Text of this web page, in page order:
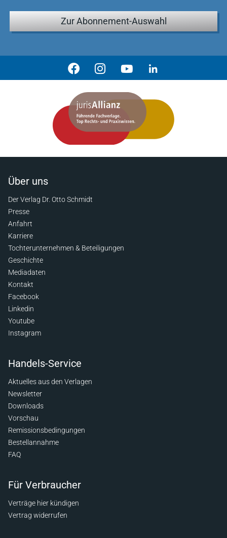
Zur Abonnement-Auswahl
Über uns
Der Verlag Dr. Otto Schmidt
Presse
Anfahrt
Karriere
Tochterunternehmen & Beteiligungen
Geschichte
Mediadaten
Kontakt
Facebook
Linkedin
Youtube
Instagram
Handels-Service
Aktuelles aus den Verlagen
Newsletter
Downloads
Vorschau
Remissionsbedingungen
Bestellannahme
FAQ
Für Verbraucher
Verträge hier kündigen
Vertrag widerrufen